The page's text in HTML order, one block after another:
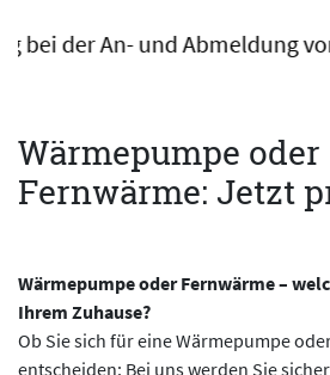
von Energie –
Wärmepumpe oder
Fernwärme: Jetzt
Wärmepumpe oder Fernwärme –
Ihrem Zuhause?
Ob Sie sich für eine Wärmepumpe
entscheiden: Bei uns werden Sie